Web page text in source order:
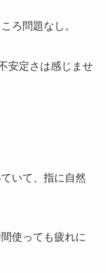
ろ問題なし。
安定さは感じませ
いて、指に自然
使っても疲れに